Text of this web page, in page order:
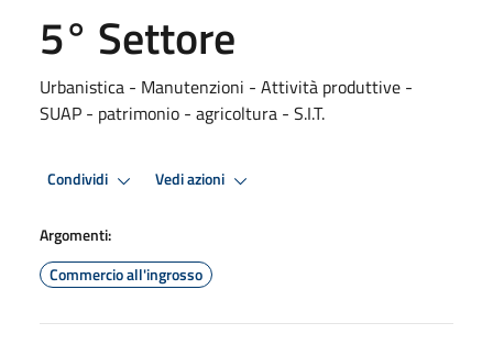
5° Settore
Urbanistica - Manutenzioni - Attività produttive -
SUAP - patrimonio - agricoltura - S.I.T.
Condividi Vedi azioni
Argomenti:
Commercio all'ingrosso